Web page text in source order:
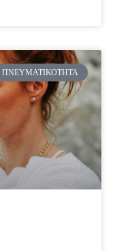
ΠΝΕΥΜΑΤΙΚΌΤΗΤΑ